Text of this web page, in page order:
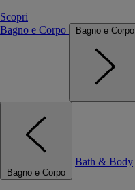
Scopri
Bagno e Corpo
Bagno e Corpo
Bagno e Corpo
Bath & Body